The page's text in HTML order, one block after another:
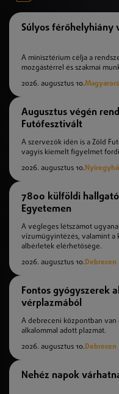
Súlyos férőhelyhiány
A minisztérium célja a
mozgástérrel és szakmai
2026. augusztus 10.
Augusztus végén
Futófesztivált
A szervezők idén is a Zöld
vagyis kiemelt figyelmet
2026. augusztus 10.
7800 külföldi
Egyetemen
A végleges létszámot
vízumügyintézés, valamint a
albérletek elérhetősége.
2026. augusztus 10.Debrecen
Fontos gyógyszerek
vérplazmából
A debreceni központban van
alkalommal adott plazmát.
2026. augusztus 10.Debrecen
Nehéz napok